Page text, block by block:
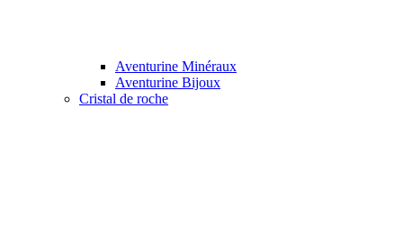
Aventurine Minéraux
Aventurine Bijoux
Cristal de roche